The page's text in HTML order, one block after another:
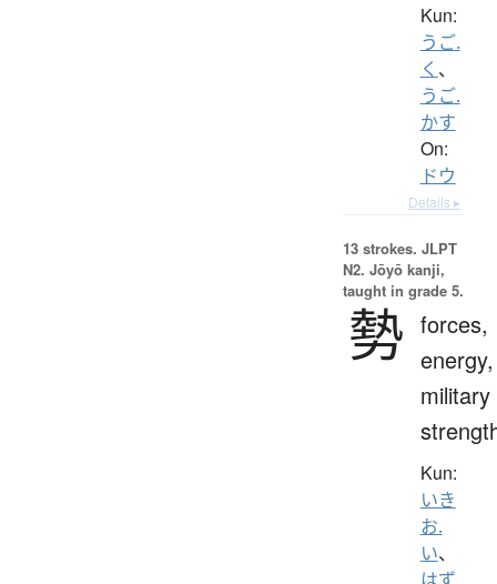
Kun:
うご.
く 、
うご.
かす
On:
ドウ
Details ▸
13 strokes. JLPT
N2. Jōyō kanji,
taught in grade 5.
勢 forces,
energy,
military
Kun:
いき
お.
い、